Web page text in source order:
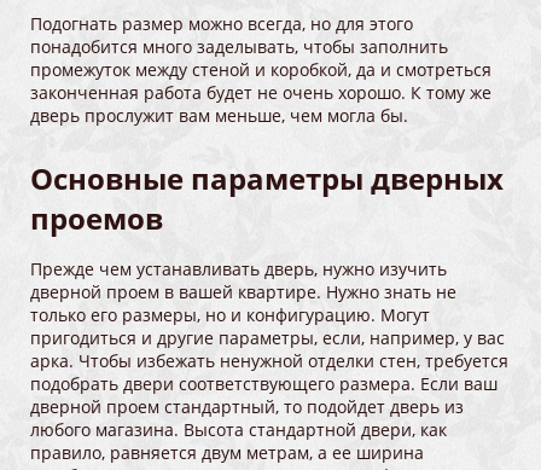
Подогнать размер можно всегда, но для этого
понадобится много заделывать, чтобы заполнить
промежуток между стеной и коробкой, да и смотреться
законченная работа будет не очень хорошо. К тому же
дверь прослужит вам меньше, чем могла бы.
Основные параметры дверных
проемов
Прежде чем устанавливать дверь, нужно изучить
дверной проем в вашей квартире. Нужно знать не
только его размеры, но и конфигурацию. Могут
пригодиться и другие параметры, если, например, у вас
арка. Чтобы избежать ненужной отделки стен, требуется
подобрать двери соответствующего размера. Если ваш
дверной проем стандартный, то подойдет дверь из
любого магазина. Высота стандартной двери, как
правило, равняется двум метрам, а ее ширина